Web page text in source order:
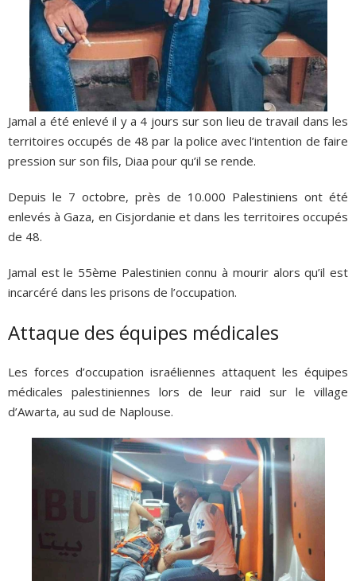
Jamal a été enlevé il y a 4 jours sur son lieu de travail dans les
territoires occupés de 48 par la police avec l’intention de faire
pression sur son fils, Diaa pour qu’il se rende.
Depuis le 7 octobre, près de 10.000 Palestiniens ont été
enlevés à Gaza, en Cisjordanie et dans les territoires occupés
de 48.
Jamal est le 55ème Palestinien connu à mourir alors qu’il est
incarcéré dans les prisons de l’occupation.
Attaque des équipes médicales
Les forces d’occupation israéliennes attaquent les équipes
médicales palestiniennes lors de leur raid sur le village
d’Awarta, au sud de Naplouse.